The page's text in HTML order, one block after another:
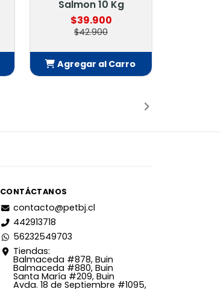
Salmon 10 Kg
$39.900
$42.900
Agregar al Carro
CONTÁCTANOS
contacto@petbj.cl
442913718
56232549703
Tiendas:
Balmaceda #878, Buin
Balmaceda #880, Buin
Santa María #209, Buin
Avda. 18 de Septiembre #1095,